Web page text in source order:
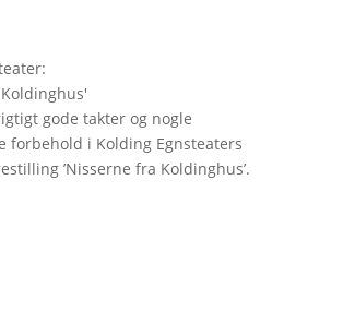
:
'
gode takter og nogle
forbehold i Kolding Egnsteaters
’Nisserne fra Koldinghus’.